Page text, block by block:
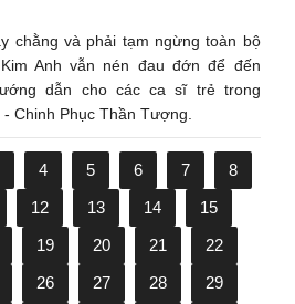
chằng và phải tạm ngừng toàn bộ
Anh vẫn nén đau đớn để đến
dẫn cho các ca sĩ trẻ trong
Chinh Phục Thần Tượng.
4 5 6 7
8
12 13 14
15
19 20 21
22
26 27 28
29